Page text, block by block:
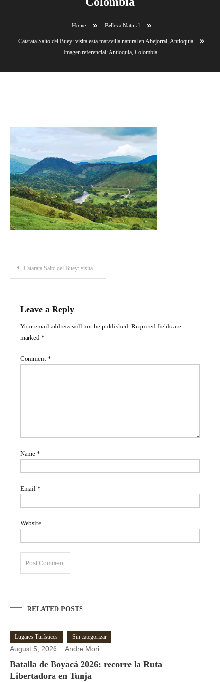
Home Belleza Natural
Catarata Salto del Buey: visita esta maravilla natural en Abejorral, Antioquia
Imagen referencial: Antioquia, Colombia
Post
navigation
Catarata Salto del Buey: visita esta maravilla natural en Abejorral, Antioquia
Leave a Reply
Your email address will not be published. Required fields are
marked *
Comment *
Name *
Email *
Website
RELATED POSTS
Lugares Turísticos Sin categorizar
August 5, 2026 Andre Mori
Batalla de Boyacá 2026: recorre la Ruta
Libertadora en Tunja